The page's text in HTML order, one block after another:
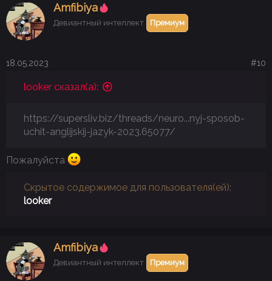
Аmfibiya
Девиантный интеллект Премиум
18.05.2023 #10
looker сказал(а):
https://supersliv.biz/threads/neuro...nyj-sposob-
uchit-anglijskij-jazyk-2023.65077/
Пожалуйста
Скрытое содержимое для пользователя(ей):
looker
Аmfibiya
Девиантный интеллект Премиум